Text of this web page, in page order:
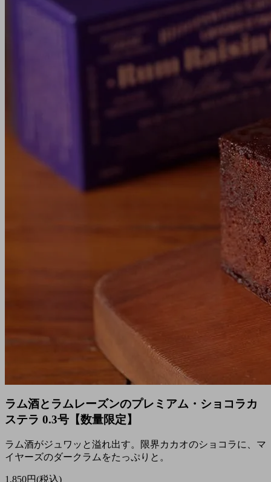
ラム酒とラムレーズンのプレミアム・ショコラカ
ステラ 0.3号【数量限定】
ラム酒がジュワッと溢れ出す。限界カカオのショコラに、マ
イヤーズのダークラムをたっぷりと。
1,850円(税込)